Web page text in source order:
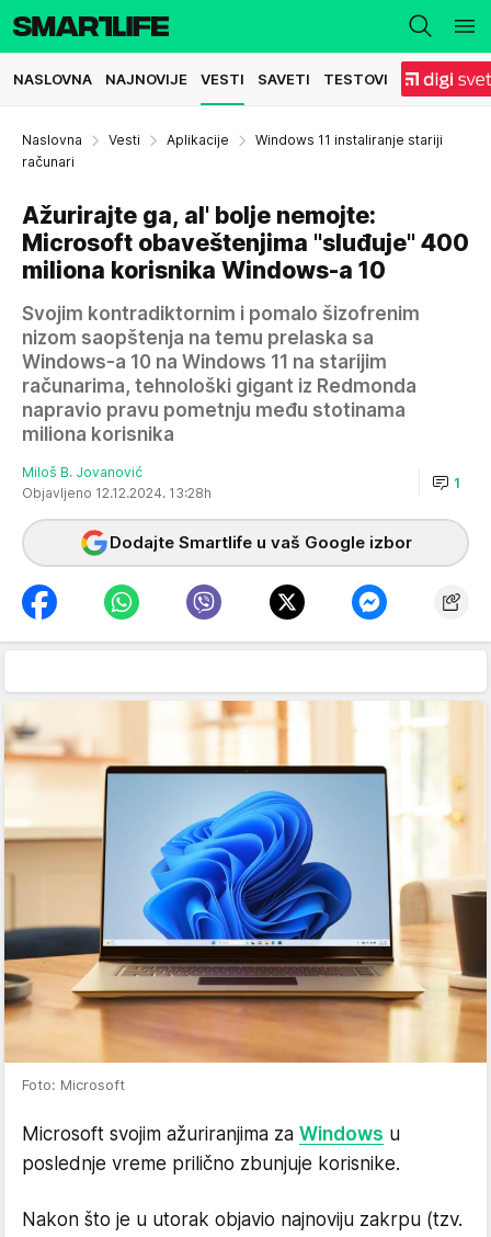
NASLOVNA NAJNOVIJE VESTI SAVETI TESTOVI
Naslovna Vesti Aplikacije
Windows 11 instaliranje stariji
računari
Ažurirajte ga, al' bolje nemojte:
Microsoft obaveštenjima "sluđuje" 400
miliona korisnika Windows-a 10
Svojim kontradiktornim i pomalo šizofrenim
nizom saopštenja na temu prelaska sa
Windows-a 10 na Windows 11 na starijim
računarima, tehnološki gigant iz Redmonda
napravio pravu pometnju među stotinama
miliona korisnika
Miloš B. Jovanović
Objavljeno 12.12.2024. 13:28h
1
Dodajte Smartlife u vaš Google izbor
Foto: Microsoft
Microsoft svojim ažuriranjima za Windows u
poslednje vreme prilično zbunjuje korisnike.
Nakon što je u utorak objavio najnoviju zakrpu (tzv.